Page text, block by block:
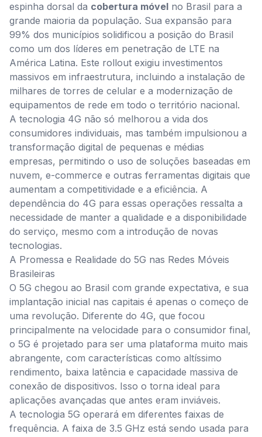
espinha dorsal da cobertura móvel no Brasil para a
grande maioria da população. Sua expansão para
99% dos municípios solidificou a posição do Brasil
como um dos líderes em penetração de LTE na
América Latina. Este rollout exigiu investimentos
massivos em infraestrutura, incluindo a instalação de
milhares de torres de celular e a modernização de
equipamentos de rede em todo o território nacional.
A tecnologia 4G não só melhorou a vida dos
consumidores individuais, mas também impulsionou a
transformação digital de pequenas e médias
empresas, permitindo o uso de soluções baseadas em
nuvem, e-commerce e outras ferramentas digitais que
aumentam a competitividade e a eficiência. A
dependência do 4G para essas operações ressalta a
necessidade de manter a qualidade e a disponibilidade
do serviço, mesmo com a introdução de novas
tecnologias.
A Promessa e Realidade do 5G nas Redes Móveis
Brasileiras
O 5G chegou ao Brasil com grande expectativa, e sua
implantação inicial nas capitais é apenas o começo de
uma revolução. Diferente do 4G, que focou
principalmente na velocidade para o consumidor final,
o 5G é projetado para ser uma plataforma muito mais
abrangente, com características como altíssimo
rendimento, baixa latência e capacidade massiva de
conexão de dispositivos. Isso o torna ideal para
aplicações avançadas que antes eram inviáveis.
A tecnologia 5G operará em diferentes faixas de
frequência. A faixa de 3.5 GHz está sendo usada para